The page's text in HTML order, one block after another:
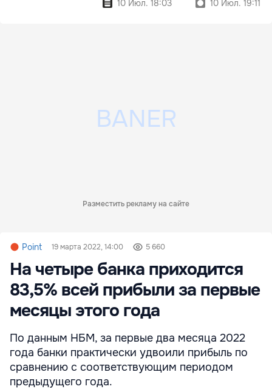
10 Июл. 18:03 10 Июл. 19:11
Разместить рекламу на сайте
Point 19 марта 2022, 14:00 5 660
На четыре банка приходится
83,5% всей прибыли за первые
месяцы этого года
По данным НБМ, за первые два месяца 2022
года банки практически удвоили прибыль по
сравнению с соответствующим периодом
предыдущего года.